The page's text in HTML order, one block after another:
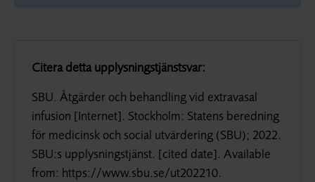
Citera detta upplysningstjänstsvar:
SBU. Åtgärder och behandling vid extravasal
infusion [Internet]. Stockholm: Statens beredning
för medicinsk och social utvärdering (SBU); 2022.
SBU:s upplysningstjänst. [cited date]. Available
from: https://www.sbu.se/ut202210.